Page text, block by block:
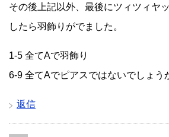
その後上記以外、最後にツィツィヤ
したら羽飾りがでました。
1-5 全てAで羽飾り
6-9 全てAでピアスではないでしょう
返信